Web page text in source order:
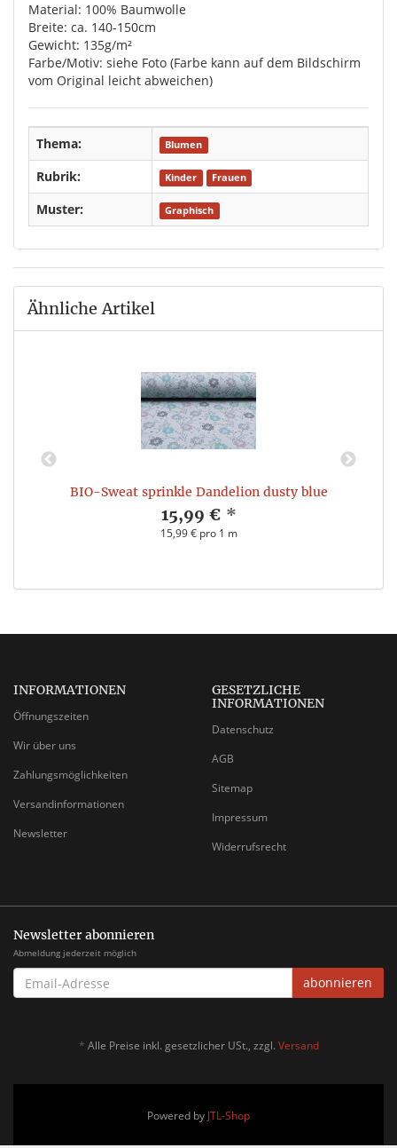
Material: 100% Baumwolle
Breite: ca. 140-150cm
Gewicht: 135g/m²
Farbe/Motiv: siehe Foto (Farbe kann auf dem Bildschirm
vom Original leicht abweichen)
Thema: Blumen
Rubrik: Kinder Frauen
Muster: Graphisch
Ähnliche Artikel
BIO-Sweat sprinkle Dandelion dusty blue
15,99 € *
15,99 € pro 1 m
INFORMATIONEN
Öffnungszeiten
Wir über uns
Zahlungsmöglichkeiten
Versandinformationen
Newsletter
GESETZLICHE
INFORMATIONEN
Datenschutz
AGB
Sitemap
Impressum
Widerrufsrecht
Newsletter abonnieren
Abmeldung jederzeit möglich
EMAIL-
ADRESSE
abonnieren
* Alle Preise inkl. gesetzlicher USt., zzgl. Versand
Powered by JTL-Shop